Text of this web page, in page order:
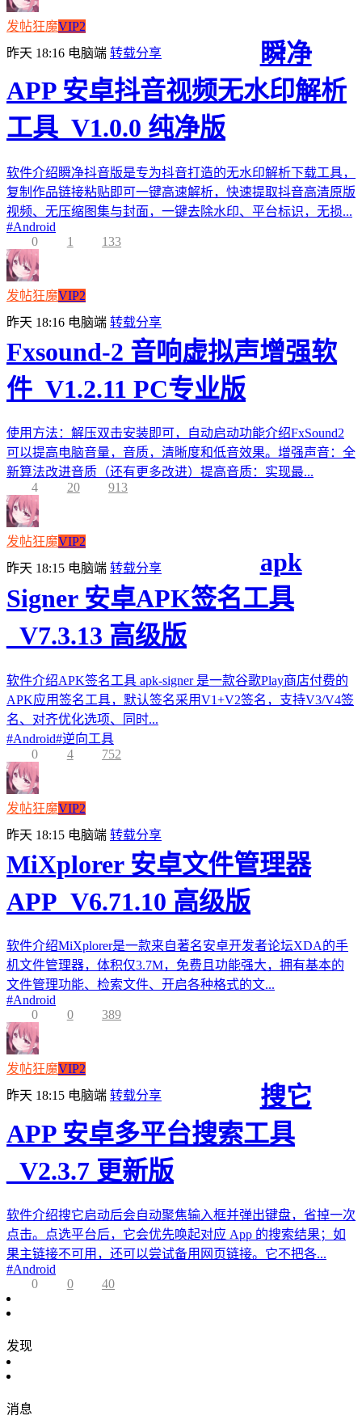
发帖狂魔VIP2
昨天 18:16 电脑端 转载分享
瞬净
APP 安卓抖音视频无水印解析
工具_V1.0.0 纯净版
软件介绍瞬净抖音版是专为抖音打造的无水印解析下载工具，
复制作品链接粘贴即可一键高速解析，快速提取抖音高清原版
视频、无压缩图集与封面，一键去除水印、平台标识，无损...
#Android
0
1 133
发帖狂魔VIP2
昨天 18:16 电脑端 转载分享
Fxsound-2 音响虚拟声增强软
件_V1.2.11 PC专业版
使用方法：解压双击安装即可，自动启动功能介绍FxSound2
可以提高电脑音量，音质，清晰度和低音效果。增强声音：全
新算法改进音质（还有更多改进）提高音质：实现最...
4
20 913
发帖狂魔VIP2
昨天 18:15 电脑端 转载分享
apk
Signer 安卓APK签名工具
_V7.3.13 高级版
软件介绍APK签名工具 apk-signer 是一款谷歌Play商店付费的
APK应用签名工具，默认签名采用V1+V2签名，支持V3/V4签
名、对齐优化选项、同时...
#Android#逆向工具
0
4 752
发帖狂魔VIP2
昨天 18:15 电脑端 转载分享
MiXplorer 安卓文件管理器
APP_V6.71.10 高级版
软件介绍MiXplorer是一款来自著名安卓开发者论坛XDA的手
机文件管理器，体积仅3.7M，免费且功能强大，拥有基本的
文件管理功能、检索文件、开启各种格式的文...
#Android
0
0 389
发帖狂魔VIP2
昨天 18:15 电脑端 转载分享
搜它
APP 安卓多平台搜索工具
_V2.3.7 更新版
软件介绍搜它启动后会自动聚焦输入框并弹出键盘，省掉一次
点击。点选平台后，它会优先唤起对应 App 的搜索结果；如
果主链接不可用，还可以尝试备用网页链接。它不把各...
#Android
0
0 40
发现
消息